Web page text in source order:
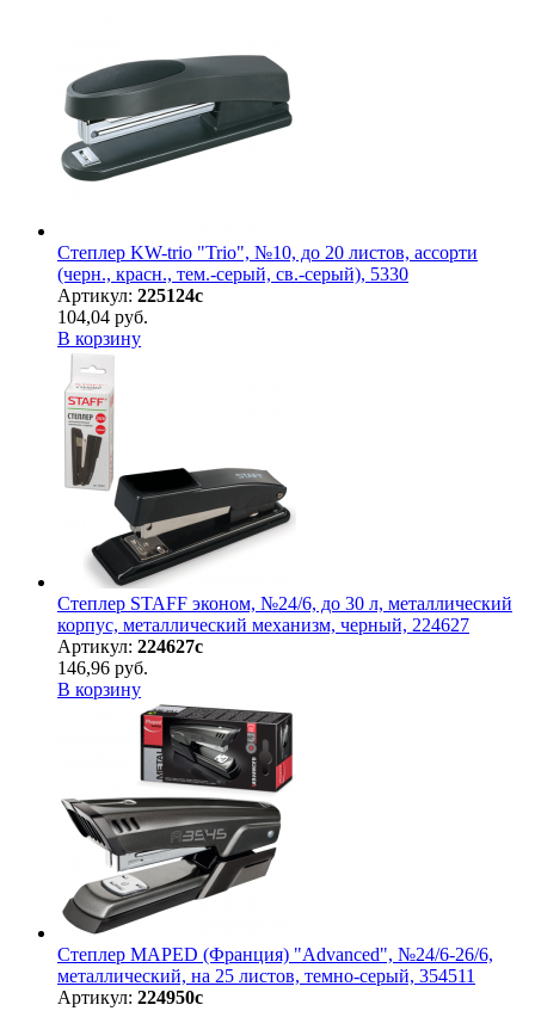
Степлер KW-trio "Trio", №10, до 20 листов, ассорти
(черн., красн., тем.-серый, св.-серый), 5330
Артикул: 225124с
104,04 руб.
В корзину
Степлер STAFF эконом, №24/6, до 30 л, металлический
корпус, металлический механизм, черный, 224627
Артикул: 224627с
146,96 руб.
В корзину
Степлер MAPED (Франция) "Advanced", №24/6-26/6,
металлический, на 25 листов, темно-серый, 354511
Артикул: 224950с